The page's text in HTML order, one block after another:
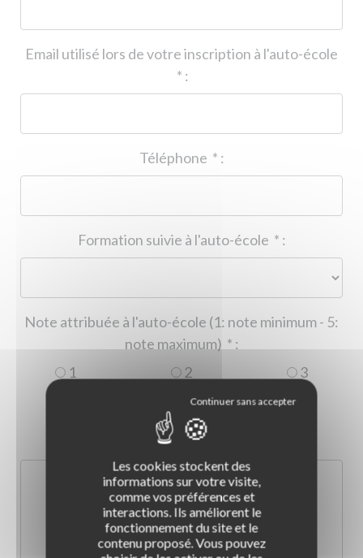
Email utilisé lors de votre inscription à l'auto-école
* :
* :
* :
Note attribuée à l'auto-école (1: note minimum - 5:
* :
1
2
3
5
Les cookies stockent des
informations sur votre visite,
comme vos préférences et
interactions. Ils améliorent le
fonctionnement du site et le
contenu proposé. Vous pouvez